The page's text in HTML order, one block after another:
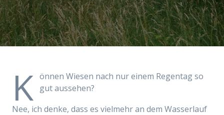
K önnen Wiesen nach nur einem Regentag so
gut aussehen?
Nee, ich denke, dass es vielmehr an dem Wasserlauf